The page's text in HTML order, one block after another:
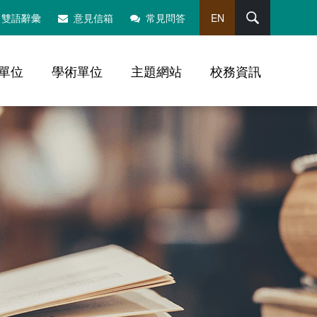
雙語辭彙 意見信箱 常見問答 EN
位 學術單位 主題網站 校務資訊